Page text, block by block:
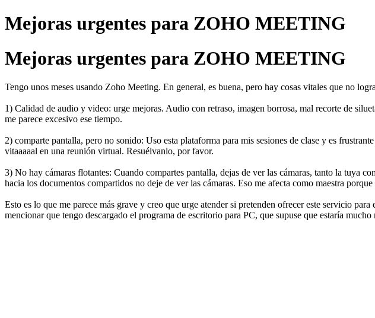
Mejoras urgentes para ZOHO MEETING
Mejoras urgentes para ZOHO MEETING
Tengo unos meses usando Zoho Meeting. En general, es buena, pero hay cosas vitales que no
1) Calidad de audio y video: urge mejoras. Audio con retraso, imagen borrosa, mal recorte de
me parece excesivo ese tiempo.
2) comparte pantalla, pero no sonido: Uso esta plataforma para mis sesiones de clase y es
vitaaaaal en una reunión virtual. Resuélvanlo, por favor.
3) No hay cámaras flotantes: Cuando compartes pantalla, dejas de ver las cámaras, tanto la tuya
hacia los documentos compartidos no deje de ver las cámaras. Eso me afecta como maestra
Esto es lo que me parece más grave y creo que urge atender si pretenden ofrecer este servicio
mencionar que tengo descargado el programa de escritorio para PC, que supuse que estaría